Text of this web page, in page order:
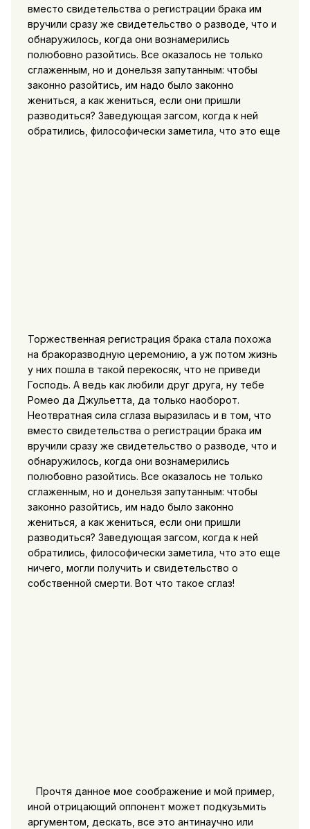
вместо свидетельства о регистрации брака им
вручили сразу же свидетельство о разводе, что и
обнаружилось, когда они вознамерились
полюбовно разойтись. Все оказалось не только
сглаженным, но и донельзя запутанным: чтобы
законно разойтись, им надо было законно
жениться, а как жениться, если они пришли
разводиться? Заведующая загсом, когда к ней
обратились, философически заметила, что это еще
Торжественная регистрация брака стала похожа
на бракоразводную церемонию, а уж потом жизнь
у них пошла в такой перекосяк, что не приведи
Господь. А ведь как любили друг друга, ну тебе
Ромео да Джульетта, да только наоборот.
Неотвратная сила сглаза выразилась и в том, что
вместо свидетельства о регистрации брака им
вручили сразу же свидетельство о разводе, что и
обнаружилось, когда они вознамерились
полюбовно разойтись. Все оказалось не только
сглаженным, но и донельзя запутанным: чтобы
законно разойтись, им надо было законно
жениться, а как жениться, если они пришли
разводиться? Заведующая загсом, когда к ней
обратились, философически заметила, что это еще
ничего, могли получить и свидетельство о
собственной смерти. Вот что такое сглаз!
Прочтя данное мое соображение и мой пример,
иной отрицающий оппонент может подкузьмить
аргументом, дескать, все это антинаучно или